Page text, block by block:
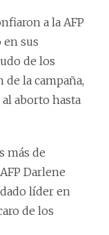
a la AFP
sus
de los
la campaña,
aborto hasta
más de
Darlene
líder en
de los